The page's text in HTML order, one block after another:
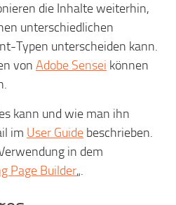
die Inhalte weiterhin,
unterschiedlichen
Typen unterscheiden kann.
von Adobe Sensei können
kann und wie man ihn
im User Guide beschrieben.
in dem
Page Builder„.